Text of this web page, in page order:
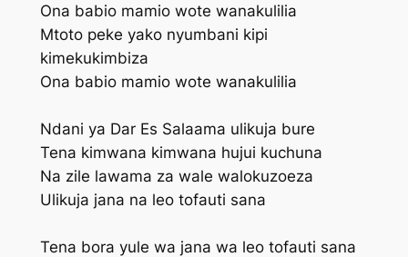
Ona babio mamio wote wanakulilia
Mtoto peke yako nyumbani kipi
kimekukimbiza
Ona babio mamio wote wanakulilia
Ndani ya Dar Es Salaama ulikuja bure
Tena kimwana kimwana hujui kuchuna
Na zile lawama za wale walokuzoeza
Ulikuja jana na leo tofauti sana
Tena bora yule wa jana wa leo tofauti sana